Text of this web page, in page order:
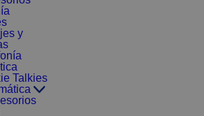
y
Talkies